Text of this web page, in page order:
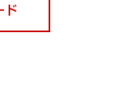
ド